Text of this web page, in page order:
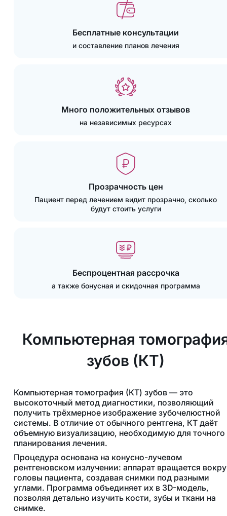
Бесплатные консультации
и составление планов лечения
Много положительных отзывов
на независимых ресурсах
Прозрачность цен
Пациент перед лечением видит прозрачно, сколько
будут стоить услуги
Беспроцентная рассрочка
а также бонусная и скидочная программа
Компьютерная
зубов (КТ)
Компьютерная томография (КТ) зубов — это
высокоточный метод диагностики, позволяющий
получить трёхмерное изображение зубочелюстной
системы. В отличие от обычного рентгена, КТ даёт
объемную визуализацию, необходимую для точного
планирования лечения.
Процедура основана на конусно-лучевом
рентгеновском излучении: аппарат вращается
головы пациента, создавая снимки под разными
углами. Программа объединяет их в 3D-модель,
позволяя детально изучить кости, зубы и ткани на
снимке.